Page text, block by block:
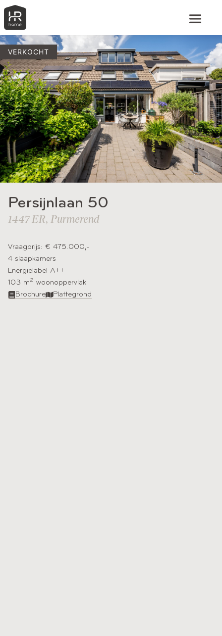
VERKOCHT
Persijnlaan 50
1447 ER, Purmerend
Vraagprijs: € 475.000,-
4 slaapkamers
Energielabel A++
103 m2 woonoppervlak​
Brochure
Plattegrond